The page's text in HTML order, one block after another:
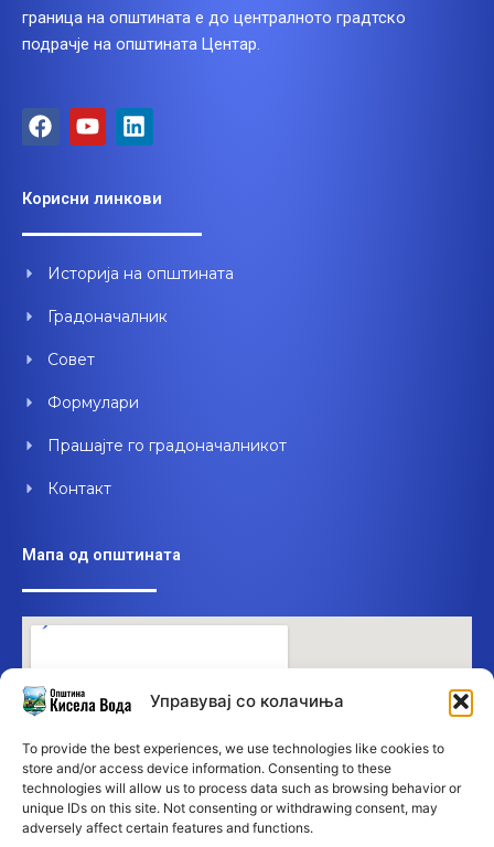
Управувај со колачиња
To provide the best experiences, we use technologies like cookies to
store and/or access device information. Consenting to these
technologies will allow us to process data such as browsing behavior or
unique IDs on this site. Not consenting or withdrawing consent, may
adversely affect certain features and functions.
граница на општината е до централното градтско
подрачје на општината Центар.
F
a
b
o
k
Y
o
u
b
L
i
e
d
n
Корисни линкови
Историја на општината
Градоначалник
Совет
Формулари
Прашајте го градоначалникот
Контакт
Мапа од општината